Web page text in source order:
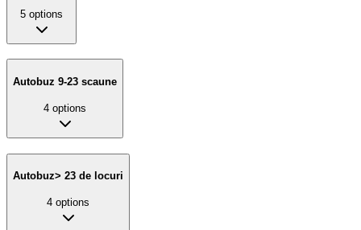
5 options
Autobuz 9-23 scaune
4 options
Autobuz> 23 de locuri
4 options